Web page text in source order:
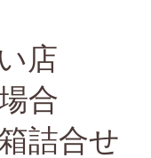
店
合
詰合せ